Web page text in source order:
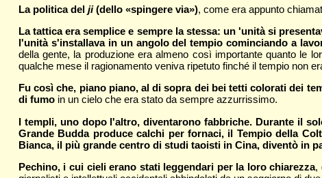
La politica del ji(dello «spingere via»), come era appunto
La tattica era semplice e sempre la stessa: un 'unità si
l'unità s'installava in un angolo del tempio cominciando a
della gente, la produzione era almeno così importante quanto le
qualche mese il ragionamento veniva ripetuto finché il tempio non
Fu così che, piano piano, al di sopra dei bei tetti colorati dei
di fumoin un cielo che era stato da sempre azzurrissimo.
I templi, uno dopo l'altro, diventarono fabbriche. Durante il
Grande Budda produce calchi per fornaci, il Tempio della
Bianca, il più grande centro di studi taoisti in Cina, diventò in
Pechino, i cui cieli erano stati leggendari per la loro chiarezza,